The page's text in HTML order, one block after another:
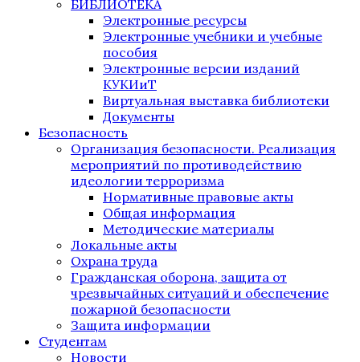
БИБЛИОТЕКА
Электронные ресурсы
Электронные учебники и учебные
пособия
Электронные версии изданий
КУКИиТ
Виртуальная выставка библиотеки
Документы
Безопасность
Организация безопасности. Реализация
мероприятий по противодействию
идеологии терроризма
Нормативные правовые акты
Общая информация
Методические материалы
Локальные акты
Охрана труда
Гражданская оборона, защита от
чрезвычайных ситуаций и обеспечение
пожарной безопасности
Защита информации
Студентам
Новости